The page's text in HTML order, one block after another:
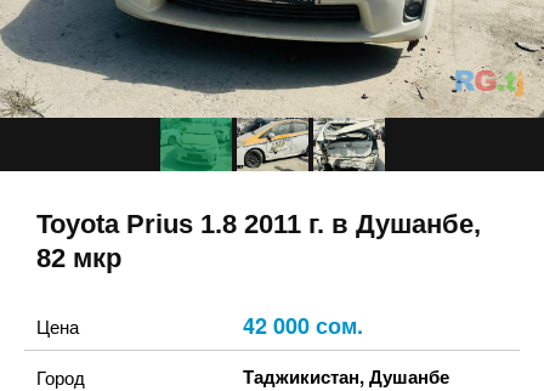
Toyota Prius 1.8 2011 г. в Душанбе,
82 мкр
Цена 42 000 сом.
Город Таджикистан,Душанбе